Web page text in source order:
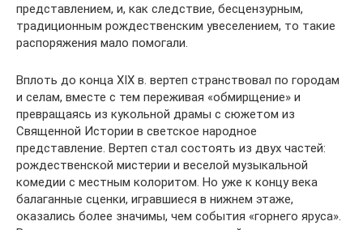
представлением, и, как следствие, бесцензурным,
традиционным рождественским увеселением, то такие
распоряжения мало помогали.
Вплоть до конца XIX в. вертеп странствовал по городам
и селам, вместе с тем переживая «обмирщение» и
превращаясь из кукольной драмы с сюжетом из
Священной Истории в светское народное
представление. Вертеп стал состоять из двух частей:
рождественской мистерии и веселой музыкальной
комедии с местным колоритом. Но уже к концу века
балаганные сценки, игравшиеся в нижнем этаже,
оказались более значимы, чем события «горнего яруса».